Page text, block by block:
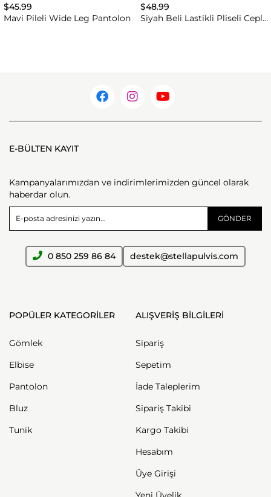
Mavi Pileli Wide Leg Pantolon
$45.99
Siyah Beli Lastikli Pliseli Cepli
$48.99
E-BÜLTEN KAYIT
Kampanyalarımızdan ve indirimlerimizden güncel olarak
haberdar olun.
GÖNDER
0 850 259 86 84 destek@stellapulvis.com
POPÜLER KATEGORİLER
Gömlek
Elbise
Pantolon
Bluz
Tunik
ALIŞVERİŞ BİLGİLERİ
Sipariş
Sepetim
İade Taleplerim
Sipariş Takibi
Kargo Takibi
Hesabım
Üye Girişi